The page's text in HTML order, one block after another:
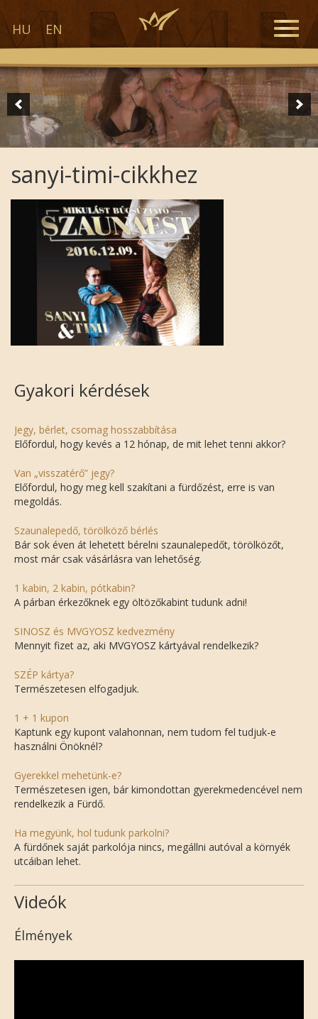
HU EN
Toggle
sanyi-timi-cikkhez
Gyakori kérdések
Jegy, bérlet, csomag hosszabbítása
Előfordul, hogy kevés a 12 hónap, de mit lehet tenni akkor?
Van „visszatérő” jegy?
Előfordul, hogy meg kell szakítani a fürdőzést, erre is van
megoldás.
Szaunalepedő, törölköző bérlés
Bár sok éven át lehetett bérelni szaunalepedőt, törölközőt,
most már csak vásárlásra van lehetőség.
1 kabin, 2 kabin, pótkabin?
A párban érkezőknek egy öltözőkabint tudunk adni!
SINOSZ és MVGYOSZ kedvezmény
Mennyit fizet az, aki MVGYOSZ kártyával rendelkezik?
SZÉP kártya?
Természetesen elfogadjuk.
1 + 1 kupon
Kaptunk egy kupont valahonnan, nem tudom fel tudjuk-e
használni Önöknél?
Gyerekkel mehetünk-e?
Természetesen igen, bár kimondottan gyerekmedencével nem
rendelkezik a Fürdő.
Ha megyünk, hol tudunk parkolni?
A fürdőnek saját parkolója nincs, megállni autóval a környék
utcáiban lehet.
Videók
Élmények